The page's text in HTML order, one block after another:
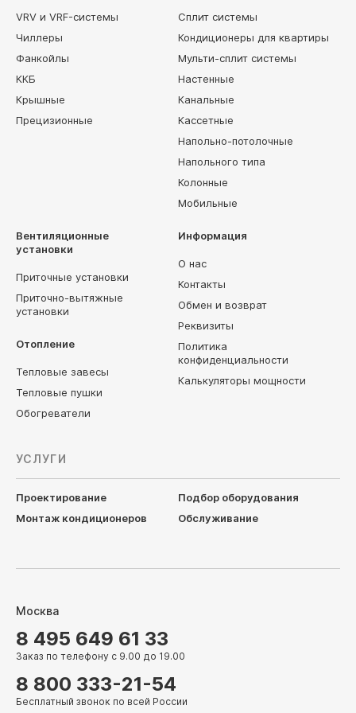
VRV и VRF-системы
Чиллеры
Фанкойлы
ККБ
Крышные
Прецизионные
Сплит системы
Кондиционеры для квартиры
Мульти-сплит системы
Настенные
Канальные
Кассетные
Напольно-потолочные
Напольного типа
Колонные
Мобильные
Вентиляционные
установки
Приточные установки
Приточно-вытяжные
установки
Отопление
Тепловые завесы
Тепловые пушки
Обогреватели
Информация
О нас
Контакты
Обмен и возврат
Реквизиты
Политика
конфиденциальности
Калькуляторы мощности
УСЛУГИ
Проектирование
Подбор оборудования
Монтаж кондиционеров
Обслуживание
Москва
8 495 649 61 33
Заказ по телефону с 9.00 до 19.00
8 800 333-21-54
Бесплатный звонок по всей России